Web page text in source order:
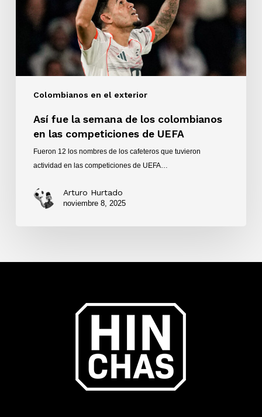
Colombianos en el exterior
colombianos
competiciones
Así fue la semana de los colombianos
en las competiciones de UEFA
Fueron 12 los nombres de los cafeteros que tuvieron
actividad en las competiciones de UEFA…
Arturo Hurtado
noviembre 8, 2025